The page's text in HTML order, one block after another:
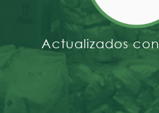
Actualizados con